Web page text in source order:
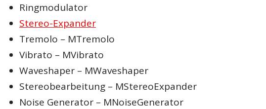
Ringmodulator
Stereo-Expander
Tremolo – MTremolo
Vibrato – MVibrato
Waveshaper – MWaveshaper
Stereobearbeitung – MStereoExpander
Noise Generator – MNoiseGenerator